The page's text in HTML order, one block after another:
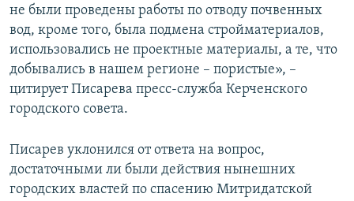
не были проведены работы по отводу почвенных
вод, кроме того, была подмена стройматериалов,
использовались не проектные материалы, а те, что
добывались в нашем регионе – пористые», –
цитирует Писарева пресс-служба Керченского
городского совета.
Писарев уклонился от ответа на вопрос,
достаточными ли были действия нынешних
городских властей по спасению Митридатской